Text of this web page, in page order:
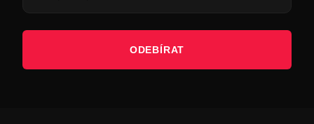
ODEBÍRAT